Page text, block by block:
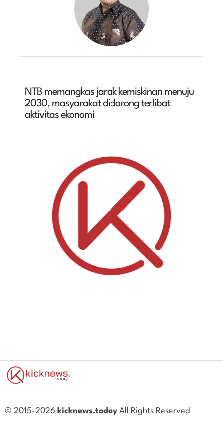
NTB memangkas jarak kemiskinan menuju
2030, masyarakat didorong terlibat
aktivitas ekonomi
© 2015-2026 kicknews.today All Rights Reserved